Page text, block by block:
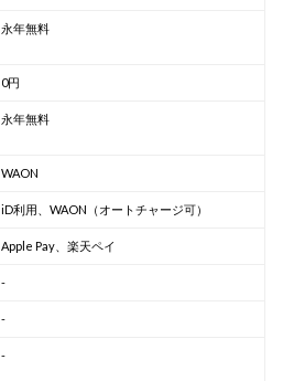
永年無料
0円
永年無料
WAON
iD利用、WAON（オートチャージ可）
Apple Pay、楽天ペイ
-
-
-